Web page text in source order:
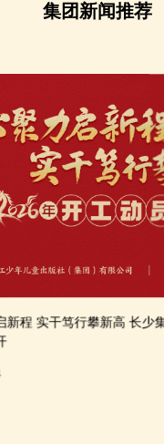
集团新闻推荐
新程 实干笃行攀新高 长少